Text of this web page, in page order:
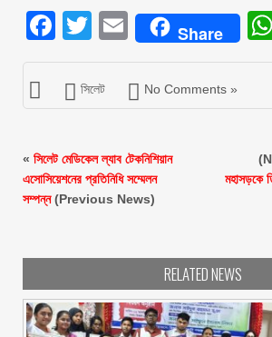
Facebook
Twitter
EmailShare
সিলেট No Comments »
« সিলেট মেডিকেল ল্যাব টেকনিশিয়ান
এসোসিয়েশনের প্রতিনিধি সম্মেলন
সম্পন্ন(Previous News)
মহাসড়কে
RELATED NEWS